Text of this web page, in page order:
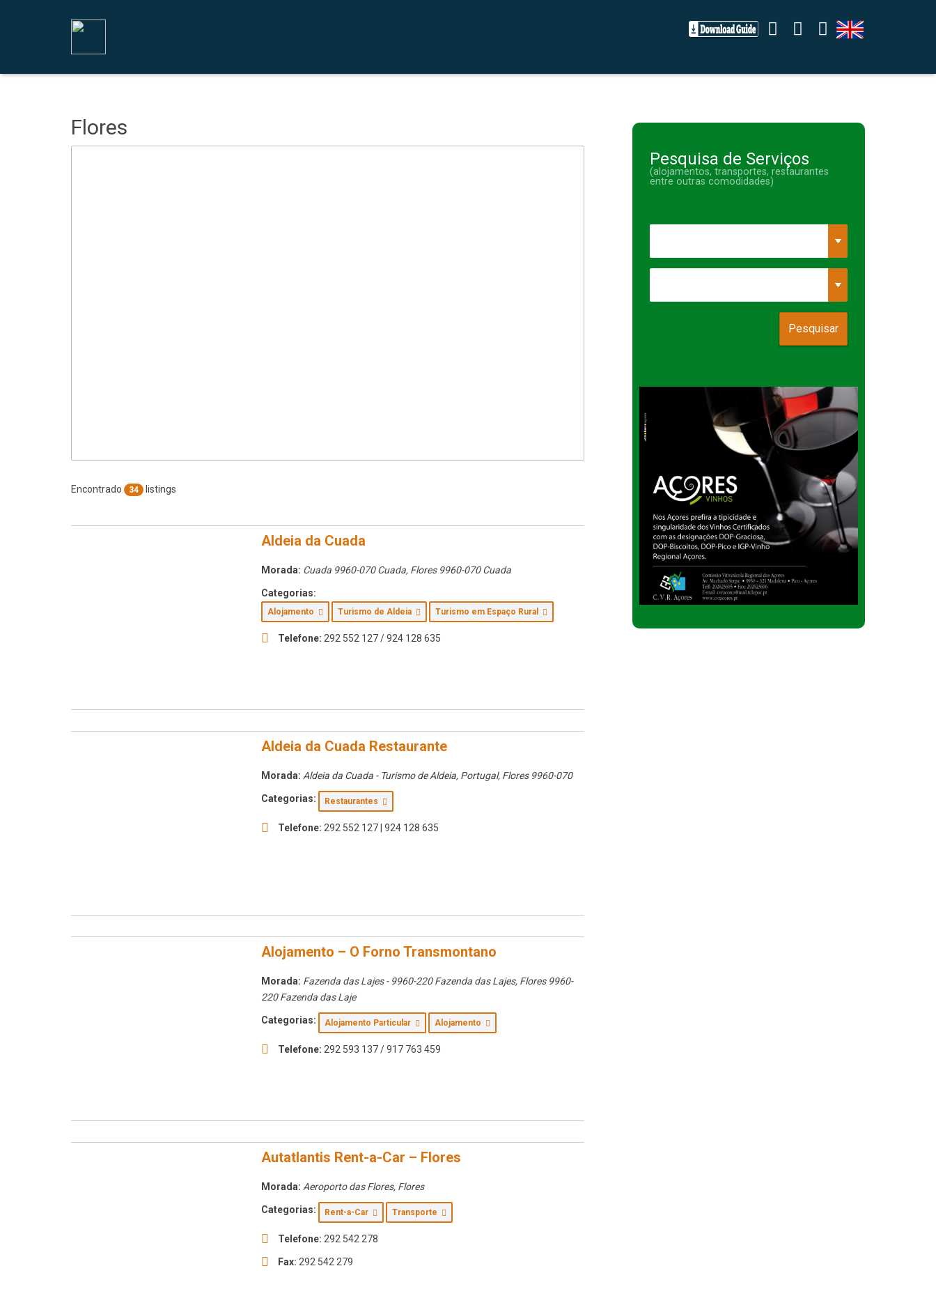
Flores
Encontrado 34 listings
Aldeia da Cuada
Morada: Cuada 9960-070 Cuada, Flores 9960-070 Cuada
Categorias:
Alojamento Turismo de Aldeia Turismo em Espaço Rural
Telefone: 292 552 127 / 924 128 635
Aldeia da Cuada Restaurante
Morada: Aldeia da Cuada - Turismo de Aldeia, Portugal, Flores 9960-070
Categorias: Restaurantes
Telefone: 292 552 127 | 924 128 635
Alojamento – O Forno Transmontano
Morada: Fazenda das Lajes - 9960-220 Fazenda das Lajes, Flores 9960-
220 Fazenda das Laje
Categorias: Alojamento Particular Alojamento
Telefone: 292 593 137 / 917 763 459
Autatlantis Rent-a-Car – Flores
Morada: Aeroporto das Flores, Flores
Categorias: Rent-a-Car Transporte
Telefone: 292 542 278
Fax: 292 542 279
Pesquisa de Serviços
(alojamentos, transportes, restaurantes
entre outras comodidades)
Pesquisar